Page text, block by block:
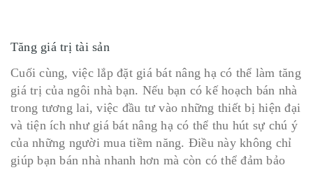
Tăng giá trị tài sản
Cuối cùng, việc lắp đặt giá bát nâng hạ có thể làm tăng
giá trị của ngôi nhà bạn. Nếu bạn có kế hoạch bán nhà
trong tương lai, việc đầu tư vào những thiết bị hiện đại
và tiện ích như giá bát nâng hạ có thể thu hút sự chú ý
của những người mua tiềm năng. Điều này không chỉ
giúp bạn bán nhà nhanh hơn mà còn có thể đảm bảo